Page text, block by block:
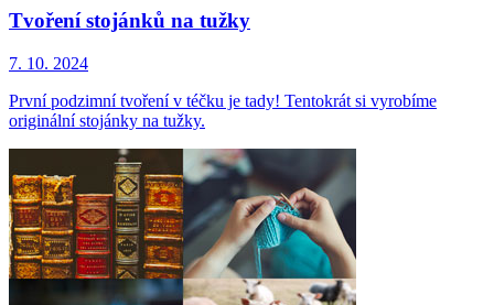
Tvoření stojánků na tužky
7. 10. 2024
První podzimní tvoření v téčku je tady! Tentokrát si vyrobíme
originální stojánky na tužky.